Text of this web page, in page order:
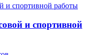
и спортивной